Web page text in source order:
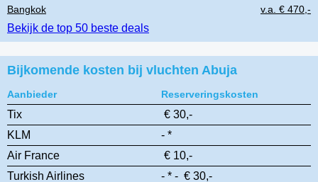
Bangkok
v.a. € 470,-
Bekijk de top 50 beste deals
Bijkomende kosten bij vluchten Abuja
Aanbieder Reserveringskosten
Tix
€ 30,-
KLM
- *
Air France
€ 10,-
Turkish Airlines
- * - € 30,-